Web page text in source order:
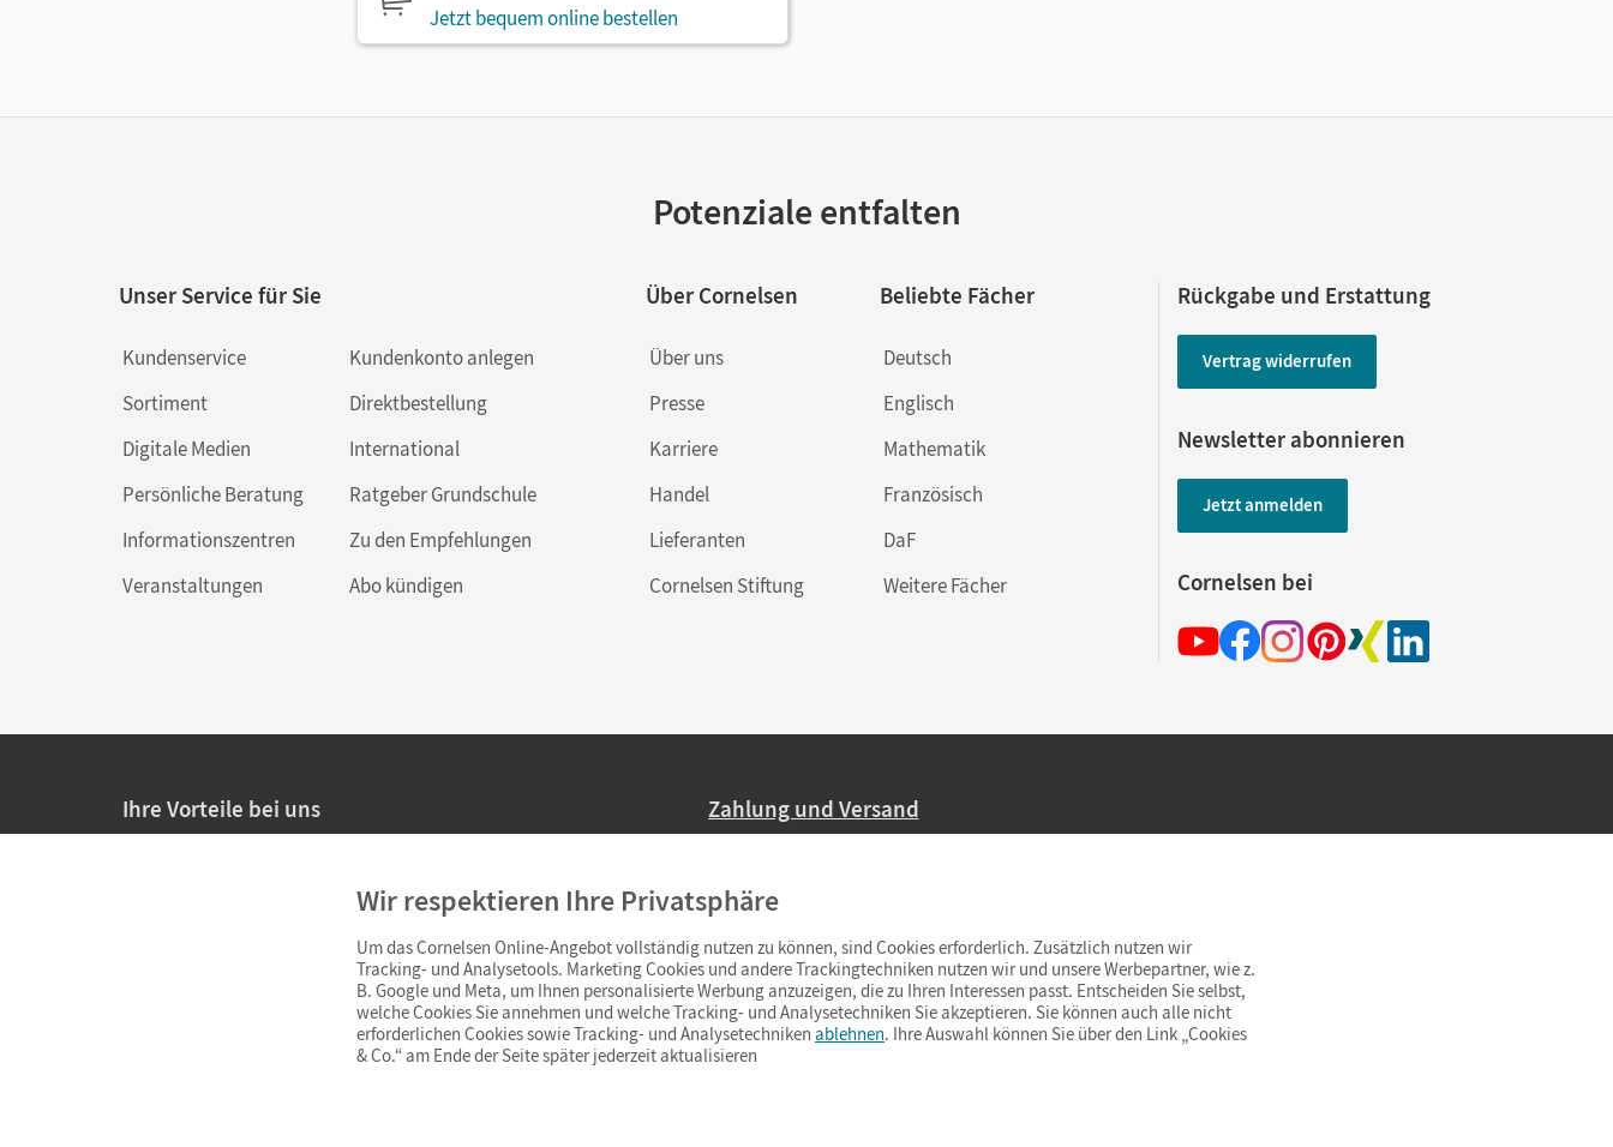
Jetzt bequem online bestellen
Potenziale entfalten
Unser Service für Sie
Kundenservice
Sortiment
Digitale Medien
Persönliche Beratung
Informationszentren
Veranstaltungen
Kundenkonto anlegen
Direktbestellung
International
Ratgeber Grundschule
Zu den Empfehlungen
Abo kündigen
Über Cornelsen
Über uns
Presse
Karriere
Handel
Lieferanten
Cornelsen Stiftung
Beliebte Fächer
Deutsch
Englisch
Mathematik
Französisch
DaF
Weitere Fächer
Rückgabe und Erstattung
Vertrag widerrufen
Newsletter abonnieren
Jetzt anmelden
Cornelsen bei
Ihre Vorteile bei uns
Persönliche Angebote für Lehrkräfte
Sicheres Einkaufen mit SSL-Verschlüsselung
Widerrufsfristvon 4 Wochen
Schnelle und einfache Retourenabwicklung
Zahlung und Versand
Ab 59,– EUR Bestellwert liefern wir versandkostenfrei innerhalb Deutschlands
(Lieferung in 3–6 Tagen).
Wir respektieren Ihre Privatsphäre
Um das Cornelsen Online-Angebot vollständig nutzen zu können, sind Cookies erforderlich. Zusätzlich nutzen wir
Tracking- und Analysetools. Marketing Cookies und andere Trackingtechniken nutzen wir und unsere Werbepartner, wie z.
B. Google und Meta, um Ihnen personalisierte Werbung anzuzeigen, die zu Ihren Interessen passt. Entscheiden Sie selbst,
welche Cookies Sie annehmen und welche Tracking- und Analysetechniken Sie akzeptieren. Sie können auch alle nicht
erforderlichen Cookies sowie Tracking- und Analysetechniken ablehnen. Ihre Auswahl können Sie über den Link „Cookies
& Co.“ am Ende der Seite später jederzeit aktualisieren